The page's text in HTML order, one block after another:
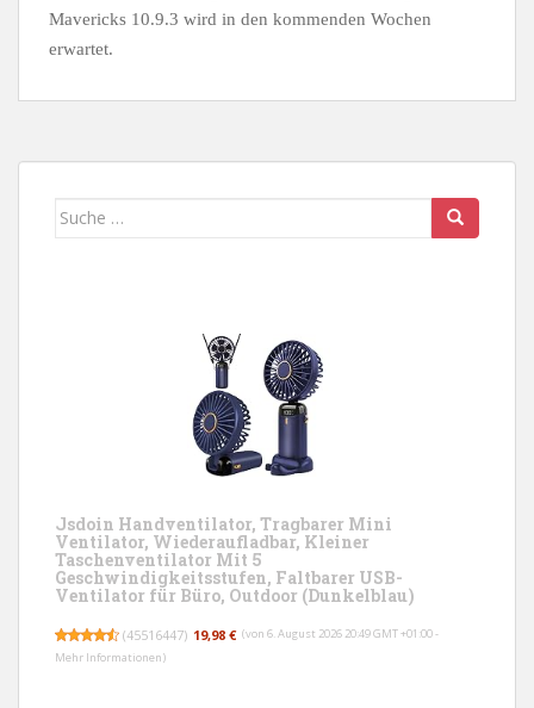
Mavericks 10.9.3 wird in den kommenden Wochen
erwartet.
Suche
Jsdoin Handventilator, Tragbarer Mini
Ventilator, Wiederaufladbar, Kleiner
Taschenventilator Mit 5
Geschwindigkeitsstufen, Faltbarer USB-
Ventilator für Büro, Outdoor (Dunkelblau)
(45516447) 19,98 € (von 6. August 2026 20:49 GMT +01:00 -
Mehr Informationen)